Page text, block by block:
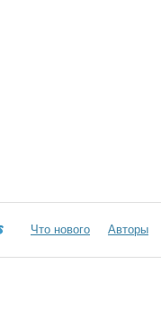
Что нового Авторы